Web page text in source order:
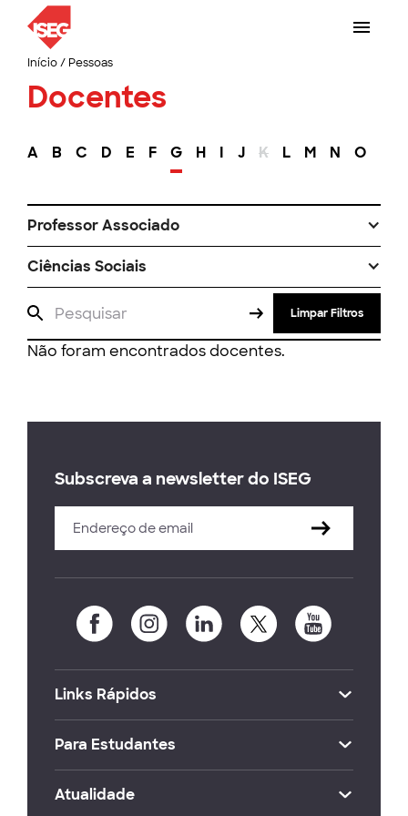
Início/ Pessoas
Docentes
A B C D E F G H I J K L M N O
Professor Associado
Ciências Sociais
Limpar Filtros
Não foram encontrados docentes.
Subscreva a newsletter do ISEG
Links Rápidos
Para Estudantes
Atualidade